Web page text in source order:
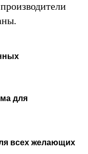
для
всех желающих